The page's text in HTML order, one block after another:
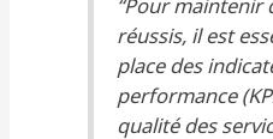
“Pour maintenir
réussis, il est
place des
performance
qualité des